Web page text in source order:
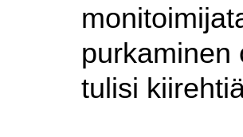
purkaminen
tulisi